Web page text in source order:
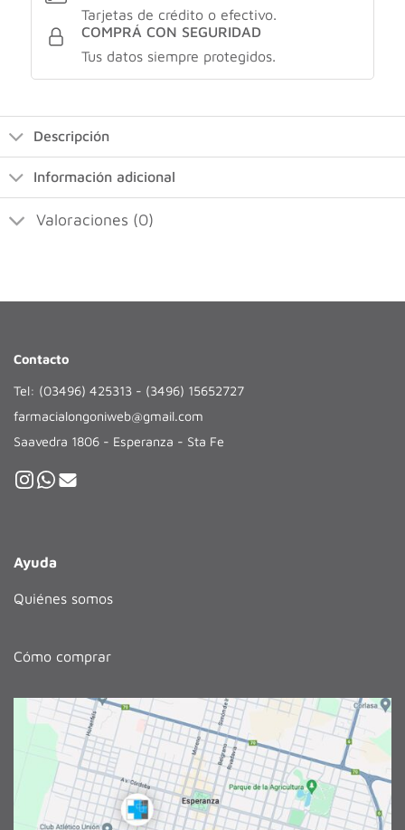
Tarjetas de crédito o efectivo.
COMPRÁ CON SEGURIDAD
Tus datos siempre protegidos.
Descripción
Información adicional
Valoraciones (0)
Contacto
Tel: (03496) 425313 - (3496) 15652727
farmacialongoniweb@gmail.com
Saavedra 1806 - Esperanza - Sta Fe
Ayuda
Quiénes somos
Cómo comprar